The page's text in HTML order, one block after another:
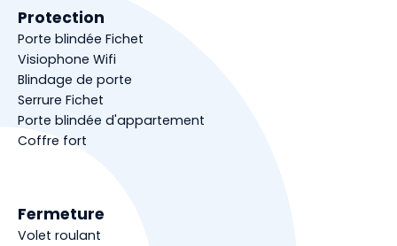
Protection
Porte blindée Fichet
Visiophone Wifi
Blindage de porte
Serrure Fichet
Porte blindée d'appartement
Coffre fort
Fermeture
Volet roulant